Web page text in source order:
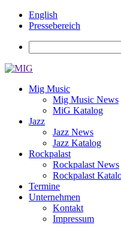
English
Pressebereich
Mig Music
Mig Music News
MiG Katalog
Jazz
Jazz News
Jazz Katalog
Rockpalast
Rockpalast News
Rockpalast
Termine
Unternehmen
Kontakt
Impressum